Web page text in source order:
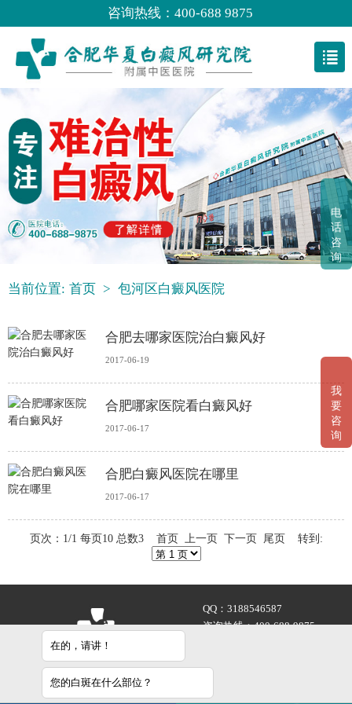
咨询热线：400-688 9875
当前位置: 首页 > 包河区白癜风医院
合肥去哪家医院治白癜风好
2017-06-19
合肥哪家医院看白癜风好
2017-06-17
合肥白癜风医院在哪里
2017-06-17
页次：1/1 每页10 总数3 首页 上一页 下一页 尾页 转到:
QQ：3188546587
咨询热线：400-688-9875
我
要
咨
询
电
话
咨
询
在的，请讲！
您的白斑在什么部位？